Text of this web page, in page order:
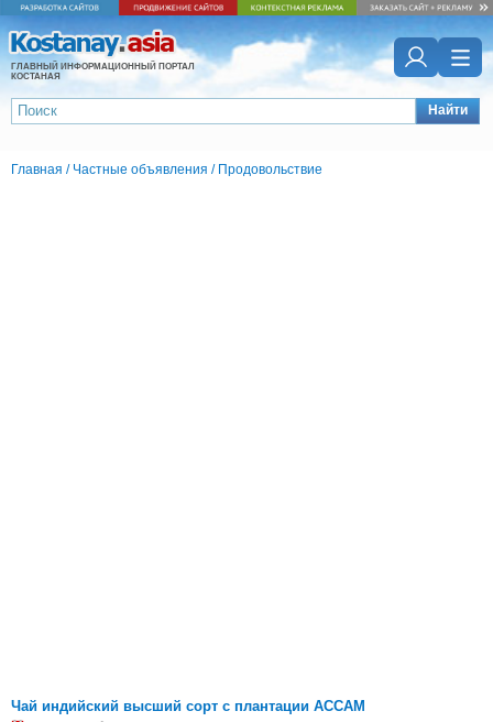
ГЛАВНЫЙ ИНФОРМАЦИОННЫЙ ПОРТАЛ
КОСТАНАЯ
Найти
Главная / Частные объявления / Продовольствие
Чай индийский высший сорт с плантации АССАМ